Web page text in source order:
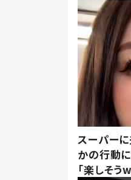
スーパー
かの行動に
「楽しそう